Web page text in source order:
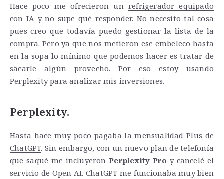
Hace poco me ofrecieron un refrigerador equipado
con IA y no supe qué responder. No necesito tal cosa
pues creo que todavía puedo gestionar la lista de la
compra. Pero ya que nos metieron ese embeleco hasta
en la sopa lo mínimo que podemos hacer es tratar de
sacarle algún provecho. Por eso estoy usando
Perplexity para analizar mis inversiones.
Perplexity.
Hasta hace muy poco pagaba la mensualidad Plus de
ChatGPT. Sin embargo, con un nuevo plan de telefonía
que saqué me incluyeronPerplexity Pro y cancelé el
servicio de Open AI. ChatGPT me funcionaba muy bien